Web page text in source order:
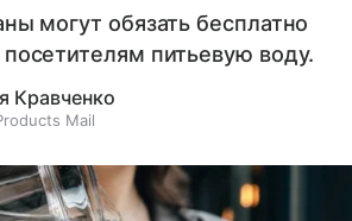
могут обязать бесплатно
питьевую воду.
Кравченко
Mail